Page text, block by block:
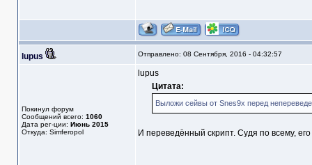
lupus Отправлено: 08 Сентября, 2016 - 04:32:57
Покинул форум
Сообщений всего: 1060
Дата рег-ции: Июнь 2015
Откуда: Simferopol
lupus
Цитата:
Выложи сейвы от Snes9x перед
И переведённый скрипт. Судя по всему,